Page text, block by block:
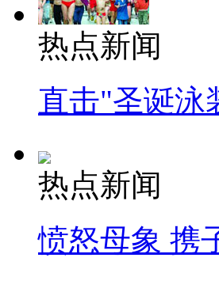
热点新闻
直击"圣诞泳
热点新闻
愤怒母象 携